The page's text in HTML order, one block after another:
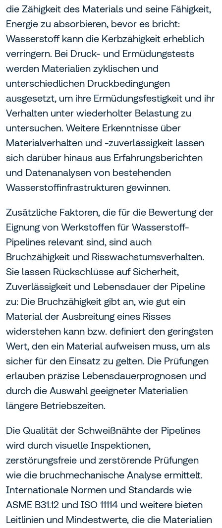
die Zähigkeit des Materials und seine Fähigkeit,
Energie zu absorbieren, bevor es bricht:
Wasserstoff kann die Kerbzähigkeit erheblich
verringern. Bei Druck- und Ermüdungstests
werden Materialien zyklischen und
unterschiedlichen Druckbedingungen
ausgesetzt, um ihre Ermüdungsfestigkeit und ihr
Verhalten unter wiederholter Belastung zu
untersuchen. Weitere Erkenntnisse über
Materialverhalten und -zuverlässigkeit lassen
sich darüber hinaus aus Erfahrungsberichten
und Datenanalysen von bestehenden
Wasserstoffinfrastrukturen gewinnen.
Zusätzliche Faktoren, die für die Bewertung der
Eignung von Werkstoffen für Wasserstoff-
Pipelines relevant sind, sind auch
Bruchzähigkeit und Risswachstumsverhalten.
Sie lassen Rückschlüsse auf Sicherheit,
Zuverlässigkeit und Lebensdauer der Pipeline
zu: Die Bruchzähigkeit gibt an, wie gut ein
Material der Ausbreitung eines Risses
widerstehen kann bzw. definiert den geringsten
Wert, den ein Material aufweisen muss, um als
sicher für den Einsatz zu gelten. Die Prüfungen
erlauben präzise Lebensdauerprognosen und
durch die Auswahl geeigneter Materialien
längere Betriebszeiten.
Die Qualität der Schweißnähte der Pipelines
wird durch visuelle Inspektionen,
zerstörungsfreie und zerstörende Prüfungen
wie die bruchmechanische Analyse ermittelt.
Internationale Normen und Standards wie
ASME B31.12 und ISO 11114 und weitere bieten
Leitlinien und Mindestwerte, die die Materialien